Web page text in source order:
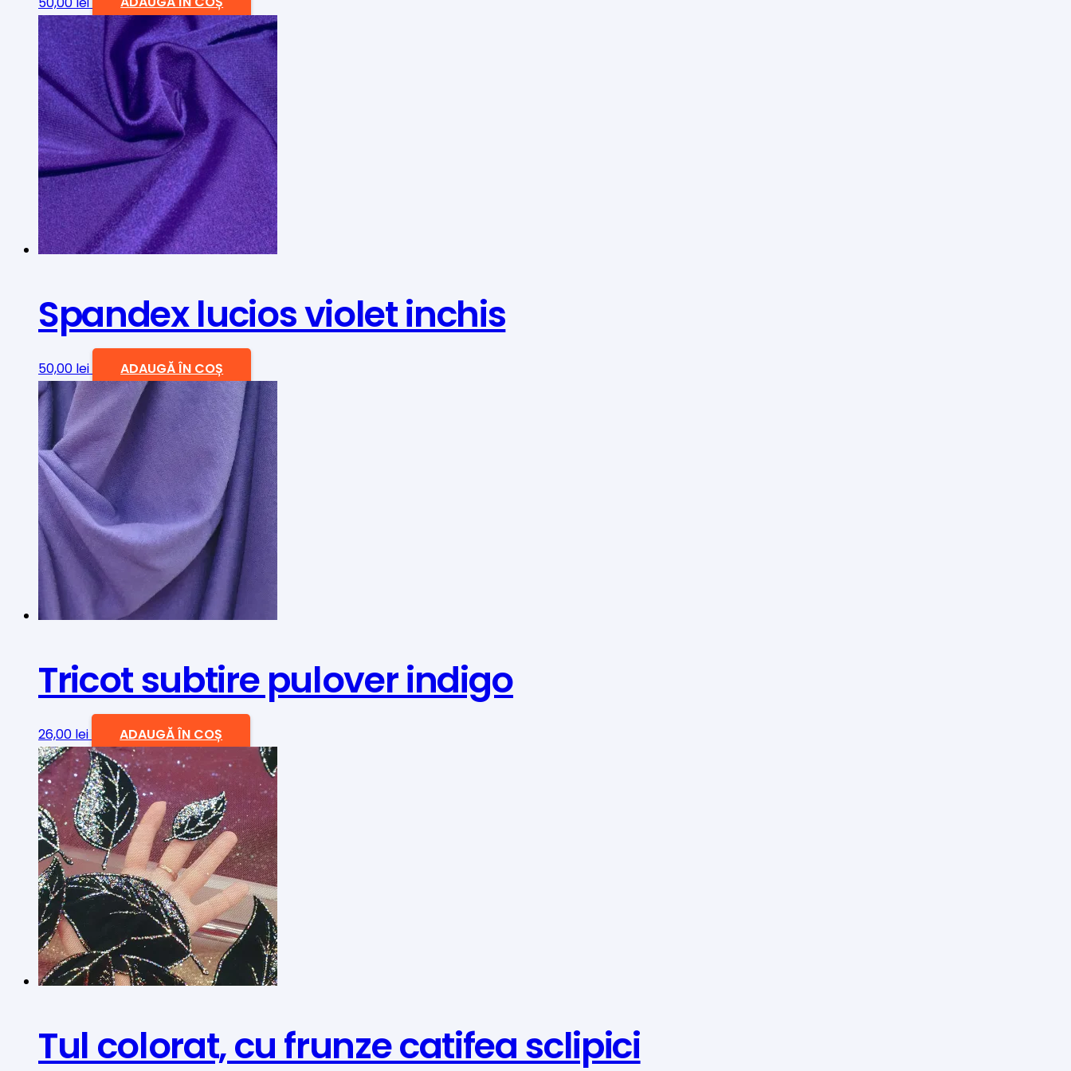
Spandex lucios violet inchis
50,00 lei ADAUGĂ ÎN COȘ
Tricot subtire pulover indigo
26,00 lei ADAUGĂ ÎN COȘ
Tul colorat, cu frunze catifea sclipici